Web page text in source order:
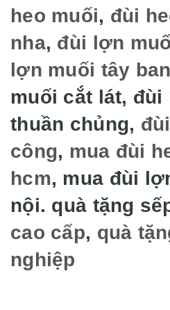
heo muối, đùi
nha, đùi lợn
lợn muối tây
muối cắt lát, đùi
thuần chủng,
công, mua đùi
hcm, mua đùi
nội. quà tặng
cao cấp, quà
nghiệp